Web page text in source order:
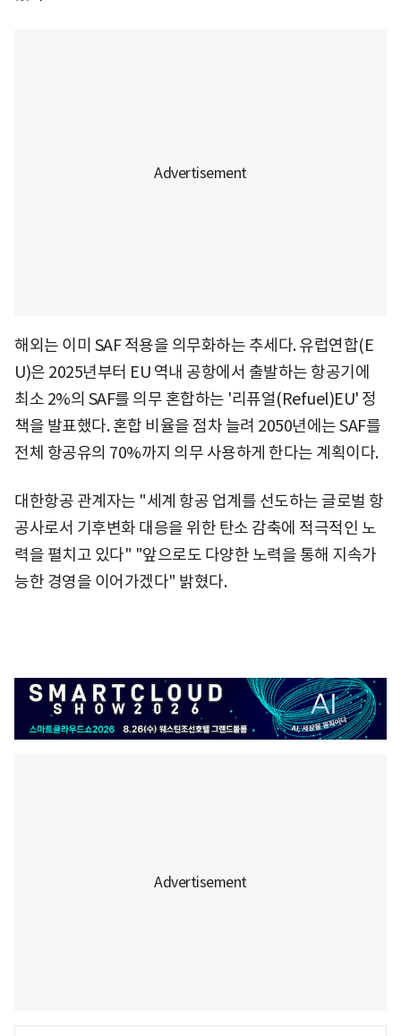
해외는 이미 SAF 적용을 의무화하는 추세다. 유럽연합(E
U)은 2025년부터 EU 역내 공항에서 출발하는 항공기에
최소 2%의 SAF를 의무 혼합하는 '리퓨얼(Refuel)EU' 정
책을 발표했다. 혼합 비율을 점차 늘려 2050년에는 SAF를
전체 항공유의 70%까지 의무 사용하게 한다는 계획이다.
대한항공 관계자는 "세계 항공 업계를 선도하는 글로벌 항
공사로서 기후변화 대응을 위한 탄소 감축에 적극적인 노
력을 펼치고 있다" "앞으로도 다양한 노력을 통해 지속가
능한 경영을 이어가겠다" 밝혔다.